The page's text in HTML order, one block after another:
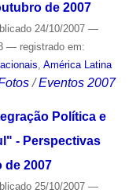
de 2007
24/10/2007 —
— registrado em:
, América Latina
/Eventos 2007
Política e
- Perspectivas
de 2007
25/10/2007 —